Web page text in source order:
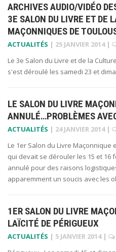
ARCHIVES AUDIO/VIDÉO
3E SALON DU LIVRE ET DE
MAÇONNIQUES DE
ACTUALITÉS | 25 JANVIER 2014 |
Le 3e Salon du Livre et de la
s'est déroulé les samedi 23 et
LE SALON DU LIVRE
ANNULÉ…PROBLÈMES
ACTUALITÉS | 24 JANVIER 2014 |
Le 1er Salon du Livre Maçonnique
qui devait se dérouler les 15 et 16
annulé pour des raisons
apparemment un soucis avec les
1ER SALON DU LIVRE
LAÏCITÉ DE PÉRIGUEUX
ACTUALITÉS | 5 JANVIER 2014 |